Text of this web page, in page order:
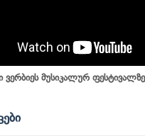
ვერბიეს მუსიკალურ ფესტივალზე